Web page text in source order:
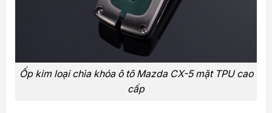
Ốp kim loại chìa khóa ô tô Mazda CX-5 mặt TPU cao
cấp